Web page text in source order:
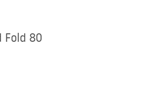
80